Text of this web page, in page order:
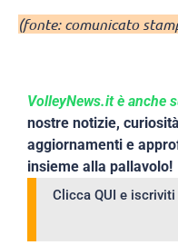
(fonte: comunicato
VolleyNews.it è anche
nostre notizie,
aggiornamenti e
insieme alla pallavolo!
Clicca QUI e